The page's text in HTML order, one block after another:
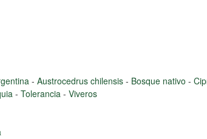
- Austrocedrus chilensis - Bosque nativo -
- Tolerancia - Viveros